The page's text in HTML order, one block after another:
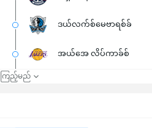
ဒယ်လက်စ်မေဗာရစ်ခ်
အယ်အေ လိပ်ကာခ်စ်
ြည့်မည်